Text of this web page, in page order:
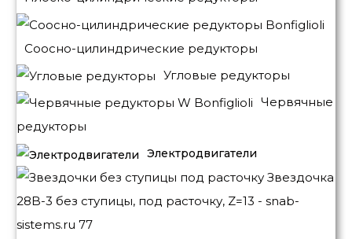
Соосно-цилиндрические редукторы
Угловые редукторы
Червячные
редукторы
Электродвигатели